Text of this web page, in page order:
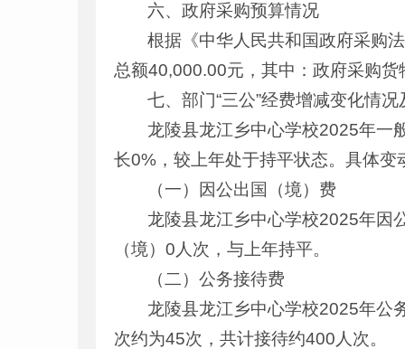
六、政府采购预算情况
根据《中华人民共和国政府采购
总额40,000.00元，其中：政府采购
七、部门“三公”经费增减变化情
龙陵县龙江乡中心学校2025年一
长0%，较上年处于持平状态。具体变
（一）因公出国（境）费
龙陵县龙江乡中心学校2025年因
（境）0人次，与上年持平。
（二）公务接待费
龙陵县龙江乡中心学校2025年公
次约为45次，共计接待约400人次。